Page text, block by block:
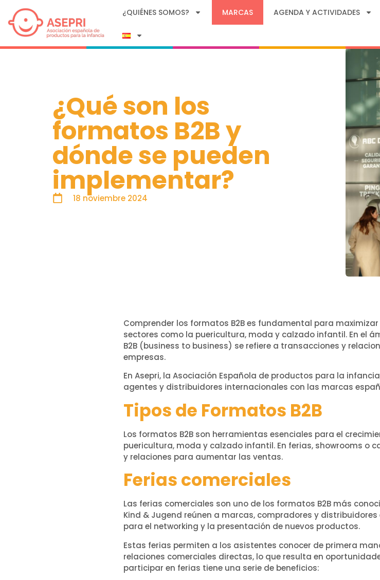
¿QUIÉNES SOMOS? MARCAS AGENDA Y ACTIVIDADES
¿Qué son los
formatos B2B y
dónde se pueden
implementar?
18 noviembre 2024
Comprender los formatos B2B es fundamental para
sectores como la puericultura, moda y calzado infantil. En el
B2B (business to business) se refiere a transacciones y
empresas.
En Asepri, la Asociación Española de productos para la
agentes y distribuidores internacionales con las marcas
Tipos de Formatos B2B
Los formatos B2B son herramientas esenciales para el
puericultura, moda y calzado infantil. En ferias, showrooms o
y relaciones para aumentar las ventas.
Ferias comerciales
Las ferias comerciales son uno de los formatos B2B más
Kind & Jugend reúnen a marcas, compradores y
para el networking y la presentación de nuevos productos.
Estas ferias permiten a los asistentes conocer de primera
relaciones comerciales directas, lo que resulta en
participar en ferias tiene una serie de beneficios: